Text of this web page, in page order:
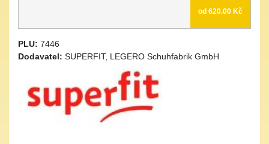
od 620.00 Kč
PLU: 7446
Dodavatel: SUPERFIT, LEGERO Schuhfabrik GmbH